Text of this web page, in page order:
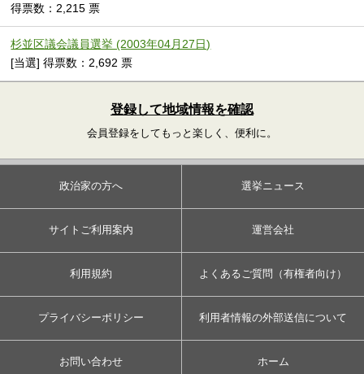
得票数：2,215 票
杉並区議会議員選挙 (2003年04月27日)
[当選] 得票数：2,692 票
登録して地域情報を確認
会員登録をしてもっと楽しく、便利に。
政治家の方へ 選挙ニュース
サイトご利用案内 運営会社
利用規約 よくあるご質問（有権者向け）
プライバシーポリシー 利用者情報の外部送信について
お問い合わせ ホーム